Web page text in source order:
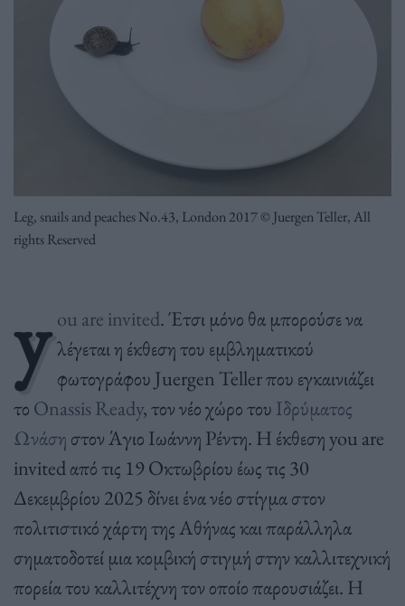
Leg, snails and peaches No.43, London 2017 © Juergen Teller, All
rights Reserved
y ou are invited. Έτσι μόνο θα μπορούσε να
λέγεται η έκθεση του εμβληματικού
φωτογράφου Juergen Teller που εγκαινιάζει
το Onassis Ready, τον νέο χώρο του Ιδρύματος
Ωνάση στον Άγιο Ιωάννη Ρέντη. Η έκθεση you are
invited από τις 19 Οκτωβρίου έως τις 30
Δεκεμβρίου 2025 δίνει ένα νέο στίγμα στον
πολιτιστικό χάρτη της Αθήνας και παράλληλα
σηματοδοτεί μια κομβική στιγμή στην καλλιτεχνική
πορεία του καλλιτέχνη τον οποίο παρουσιάζει. H